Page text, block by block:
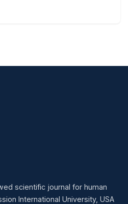
scientific journal for human
International University, USA